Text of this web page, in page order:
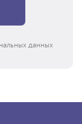
данных